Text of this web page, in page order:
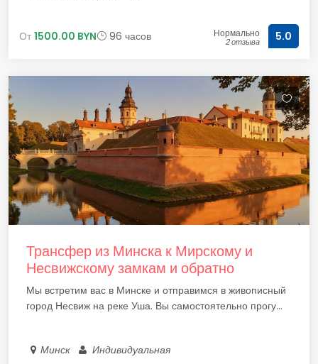
От 1500.00 BYN 96 часов Нормально
2 отзыва 5.0
Трансфер из Минска к Мирскому и
Несвижскому замкам и обратно
Мы встретим вас в Минске и отправимся в живописный
город Несвиж на реке Уша. Вы самостоятельно прогу...
Минск Индивидуальная